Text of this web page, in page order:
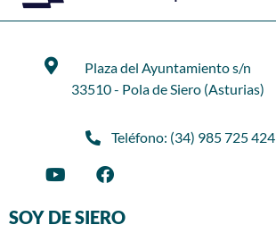
Plaza del Ayuntamiento s/n
33510 - Pola de Siero (Asturias)
Teléfono: (34) 985 725 424
SOY DE SIERO